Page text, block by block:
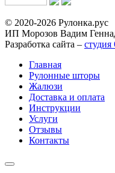
© 2020-2026 Рулонка.рус
ИП Морозов Вадим
Разработка сайта –
Главная
Рулонные шторы
Жалюзи
Доставка и оплата
Инструкции
Услуги
Отзывы
Контакты